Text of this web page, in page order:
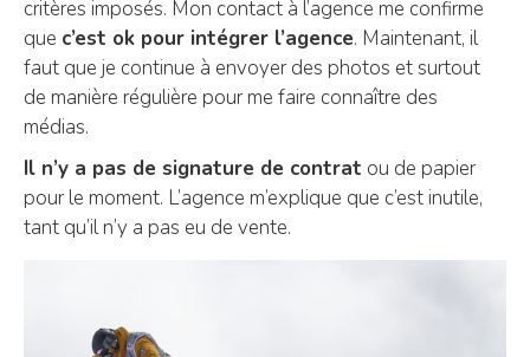
critères imposés. Mon contact à l’agence me confirme
que c’est ok pour intégrer l’agence. Maintenant, il
faut que je continue à envoyer des photos et surtout
de manière régulière pour me faire connaître des
médias.
Il n’y a pas de signature de contrat ou de papier
pour le moment. L’agence m’explique que c’est inutile,
tant qu’il n’y a pas eu de vente.